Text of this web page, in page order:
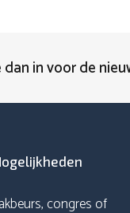
in voor de
congres of